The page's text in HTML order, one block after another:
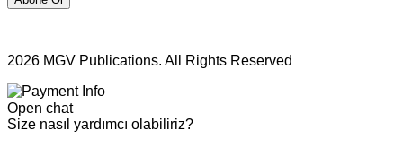
2026 MGV Publications. All Rights Reserved
Open chat
Size nasıl yardımcı olabiliriz?